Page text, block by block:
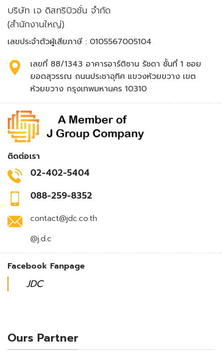
บริษัท เจ ดิสทริบิวชั่น จำกัด
(สำนักงานใหญ่)
เลขประจำตัวผู้เสียภาษี : 0105567005104
เลขที่ 88/1343 อาคารอาร์ติซาน รัชดา ชั้นที่ 1 ซอย
ยอดสุวรรณ ถนนประชาอุทิศ แขวงห้วยขวาง เขต
ห้วยขวาง กรุงเทพมหานคร 10310
ติดต่อเรา
02-402-5404
088-259-8352
contact@jdc.co.th
@j.d.c
Facebook Fanpage
JDC
Ours Partner